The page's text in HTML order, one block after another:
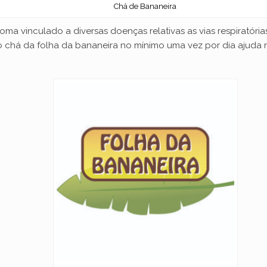
Chá de Bananeira
vinculado a diversas doenças relativas as vias
da folha da bananeira no mínimo uma vez por dia